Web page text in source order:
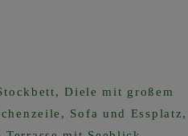
Diele mit großem
Sofa und Essplatz,